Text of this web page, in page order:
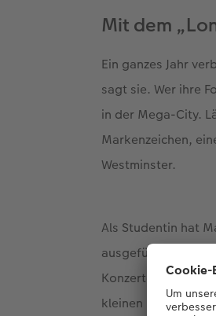
Mit dem
Ein ganzes Jahr
sagt sie. Wer ihre
in der Mega-City.
Markenzeichen,
Westminster.
Als Studentin hat
ausgefülltes
Konzerte gibt es
kleinen Imbissen.“